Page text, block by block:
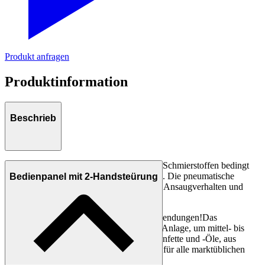
Produkt anfragen
Produktinformation
Beschrieb
Das Fördern von mittel- bis hochviskosen Schmierstoffen bedingt
eine entsprechend angepasste Technologie. Die pneumatische
Hebevorrichtung ermöglicht ein optimales Ansaugverhalten und
komplettes Entleeren des Fettgebindes.
Die optimale Lösung für Ihre Schmieranwendungen!Das
Pumpenaggregat 25:1 Typ S ist die ideale Anlage, um mittel- bis
hochviskosen Schmierstoffen sowie Silikonfette und -Öle, aus
Kleingebinden zu fördern und ist lieferbar für alle marktüblichen
Bedienpanel mit 2-Handsteürung